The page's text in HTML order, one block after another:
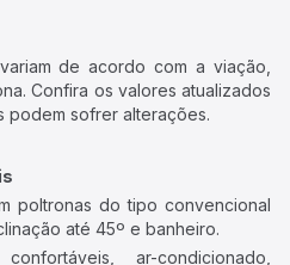
de acordo com a viação,
Confira os valores atualizados
podem sofrer alterações.
poltronas do tipo convencional
até 45º e banheiro.
ar-condicionado,